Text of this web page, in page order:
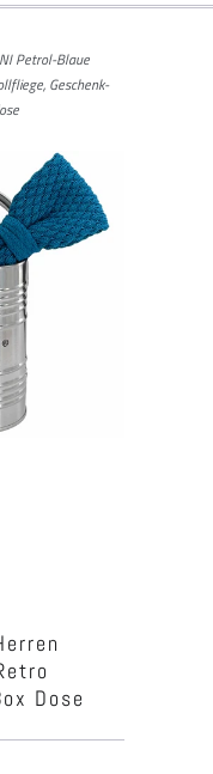
Petrol-Blaue
Geschenk-
Dose